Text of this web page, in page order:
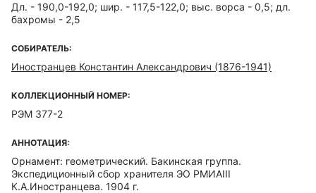
Дл. - 190,0-192,0; шир. - 117,5-122,0; выс. ворса - 0,5; дл.
бахромы - 2,5
СОБИРАТЕЛЬ:
Иностранцев Константин Александрович (1876-1941)
КОЛЛЕКЦИОННЫЙ НОМЕР:
РЭМ 377-2
АННОТАЦИЯ:
Орнамент: геометрический. Бакинская группа.
Экспедиционный сбор хранителя ЭО РМИАIII
К.А.Иностранцева. 1904 г.